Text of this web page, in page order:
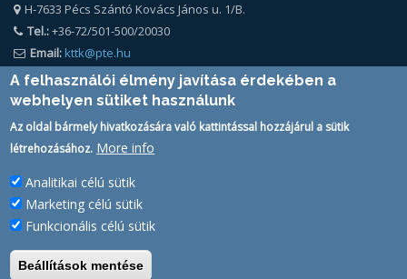
H-7633 Pécs Szántó Kovács János u. 1/B.
Tel.:+36-72/501-500/20030
Email: kttk@pte.hu
FELHASZNÁLÓ
PTE Login
A felhasználói élmény javítása érdekében a
webhelyen sütiket használunk
Az oldal bármely hivatkozására való kattintással hozzájárul a sütik
létrehozásához. More info
Analitikai célú sütik
Marketing célú sütik
Funkcionális célú sütik
Beállítások mentése